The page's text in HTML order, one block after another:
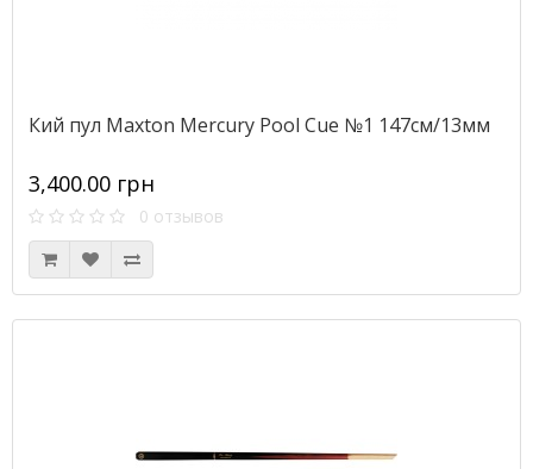
Кий пул Maxton Mercury Pool Cue №1 147см/13мм
3,400.00 грн
0 отзывов